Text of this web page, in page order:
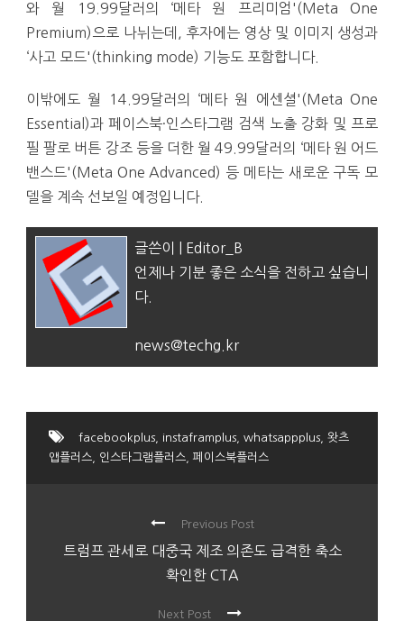
와 월 19.99달러의 ‘메타 원 프리미엄'(Meta One
Premium)으로 나뉘는데, 후자에는 영상 및 이미지 생성과
‘사고 모드'(thinking mode) 기능도 포함합니다.
이밖에도 월 14.99달러의 ‘메타 원 에센셜'(Meta One
Essential)과 페이스북·인스타그램 검색 노출 강화 및 프로
필 팔로 버튼 강조 등을 더한 월 49.99달러의 ‘메타 원 어드
밴스드'(Meta One Advanced) 등 메타는 새로운 구독 모
델을 계속 선보일 예정입니다.
글쓴이 | Editor_B
언제나 기분 좋은 소식을 전하고 싶습니
다.
news@techg.kr
facebookplus instaframplus whatsappplus
왓츠
앱플러스
인스타그램플러스 페이스북플러스
Previous Post
트럼프 관세로 대중국 제조 의존도 급격한 축소
확인한 CTA
Next Post